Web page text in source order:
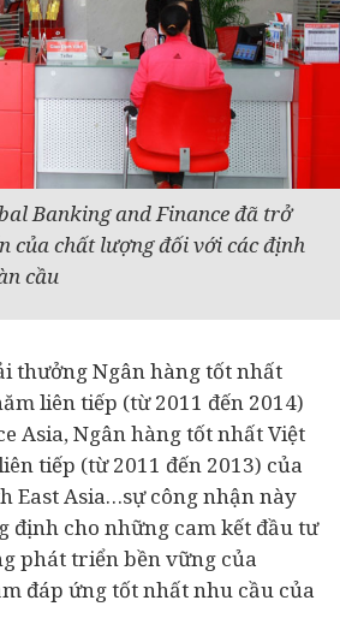
Banking and Finance đã trở
của chất lượng đối với các định
cầu
thưởngNgân hàngtốt nhất
liên tiếp (từ 2011 đến 2014)
Asia, Ngân hàng tốt nhất Việt
tiếp (từ 2011 đến 2013) của
East Asia…sự công nhận này
định cho những cam kết đầu tư
phát triển bền vững của
đáp ứng tốt nhất nhu cầu của